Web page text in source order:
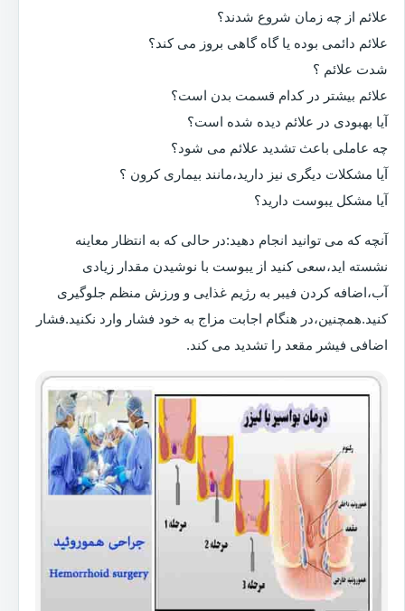
علائم از چه زمان شروع شدند؟
علائم دائمی بوده یا گاه گاهی بروز می کند؟
شدت علائم ؟
علائم بیشتر در کدام قسمت بدن است؟
آیا بهبودی در علائم دیده شده است؟
چه عاملی باعث تشدید علائم می شود؟
آیا مشکلات دیگری نیز دارید،مانند بیماری کرون ؟
آیا مشکل یبوست دارید؟
آنچه که می توانید انجام دهید:در حالی که به انتظار معاینه
نشسته اید،سعی کنید از یبوست با نوشیدن مقدار زیادی
آب،اضافه کردن فیبر به رژیم غذایی و ورزش منظم جلوگیری
کنید.همچنین،در هنگام اجابت مزاج به خود فشار وارد نکنید.فشار
اضافی فیشر مقعد را تشدید می کند.